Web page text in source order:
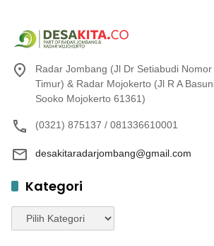
Radar Jombang (Jl Dr Setiabudi
Timur) & Radar Mojokerto (Jl R A
Sooko Mojokerto 61361)
(0321) 875137 / 081336610001
desakitaradarjombang@gmail.com
Kategori
Kategori